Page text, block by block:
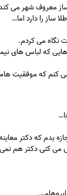
معروف شهر می
ساز را دارد اما…
نگاه می کردم.
هایی که لباس های
کنم که موفقیت
بدم که دکتر
می کنی دکتر هم